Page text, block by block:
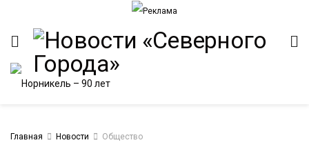
Главная Новости Общество